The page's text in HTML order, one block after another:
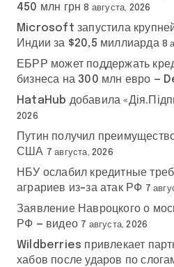
450 млн грн 8 августа, 2026
Microsoft запустила
Индии за $20,5 миллиарда 8
ЕБРР может поддержать
бизнеса на 300 млн евро —
HataHub добавила
2026
Путин получил
США 7 августа, 2026
НБУ ослабил кредитные
аграриев из-за атак РФ 7
Заявление Навроцкого о
РФ — видео 7 августа, 2026
Wildberries привлекает
хабов после ударов по